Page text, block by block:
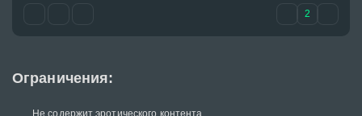
Ограничения:
Не содержит эротического контента
2